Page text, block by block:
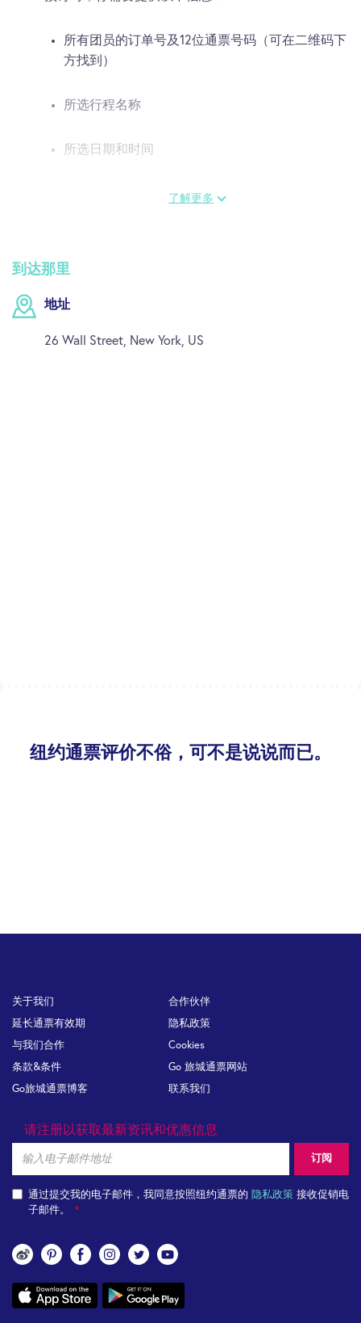
所有团员的订单号及12位通票号码（可在二维码下
方找到）
所选行程名称
所选日期和时间
随后，你将收到一封电子邮件，以确认你的行程名
hello@topsightstourgroup.com
团队。
了解更多
到达那里
地址
26 Wall Street, New York, US
纽约通票评价不俗，可不是说说而已。
关于我们 合作伙伴
延长通票有效期 隐私政策
与我们合作 Cookies
条款&条件 Go 旅城通票网站
Go旅城通票博客 联系我们
请注册以获取最新资讯和优惠信息
订阅
通过提交我的电子邮件，我同意按照纽约通票的 隐私政策 接收促销电
子邮件。
关
我
App
links